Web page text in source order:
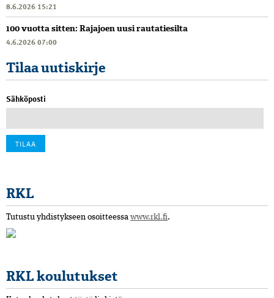
8.6.2026 15:21
100 vuotta sitten: Rajajoen uusi rautatiesilta
4.6.2026 07:00
Tilaa uutiskirje
Sähköposti
RKL
Tutustu yhdistykseen osoitteessa www.rkl.fi.
RKL koulutukset